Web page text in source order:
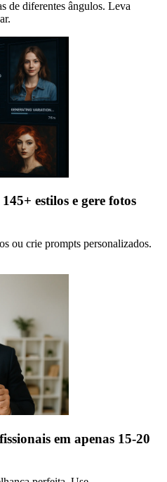
de diferentes ângulos. Leva
estilos e gere fotos
ou crie prompts personalizados.
em apenas 15-20